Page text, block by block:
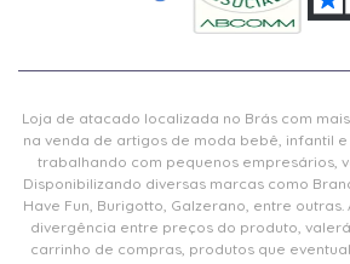
Loja de atacado localizada no Brás com
na venda de artigos de moda bebê, infantil
trabalhando com pequenos empresários,
Disponibilizando diversas marcas como
Have Fun, Burigotto, Galzerano, entre
divergência entre preços do produto,
carrinho de compras, produtos que